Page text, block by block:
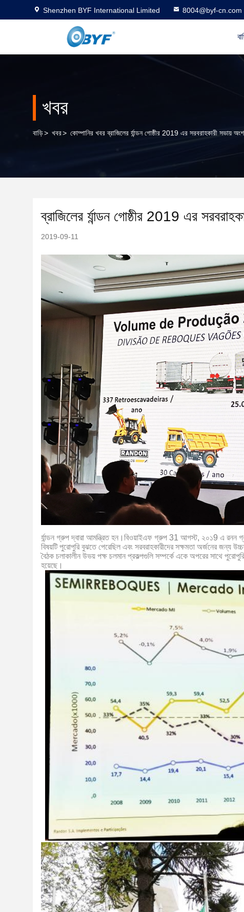
Shenzhen BYF International Limited 8004@byf-cn.com
খবর
বাড়ি> খবর> কোম্পানির খবর ব্রাজিলের র্যান্ডন গোষ্ঠীর 2019 এর সরবরাহকারী সভায়
ব্রাজিলের র্যান্ডন গোষ্ঠীর 2019 এর
2019-09-11
র্যান্ডন গ্রুপ দ্বারা আমন্ত্রিত হন।বিওয়াইএফ গ্রুপ 31 আগস্ট, ২০১9 এ রনন
বিষয়টি পুরোপুরি বুঝতে পেরেছিল এবং সরবরাহকারীদের সক্ষমতা অর্জনের জন্য
বৈঠক চলাকালীন উভয় পক্ষ চলমান প্রকল্পগুলি সম্পর্কে একে অপরের সাথে
হয়েছে।